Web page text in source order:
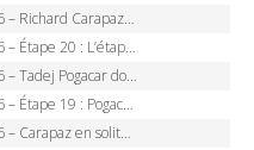
doublé et maillot à pois, Seixas perd le podium
Sarenne, Alpe d’Huez, qui succédera à Pogacar ?
d’Huez, 5e victoire, record de Pantani pulvérisé
peut-il enfin dompter l’Alpe d’Huez ?
Paret-Peintre à un point du maillot à pois